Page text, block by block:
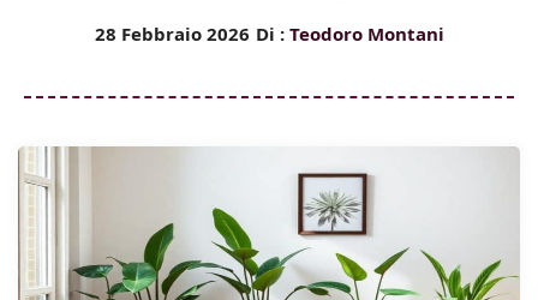
28 Febbraio 2026 Di : Teodoro Montani